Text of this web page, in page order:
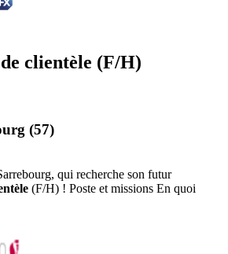
clientèle (F/H)
(57)
qui recherche son futur
(F/H) ! Poste et missions En quoi